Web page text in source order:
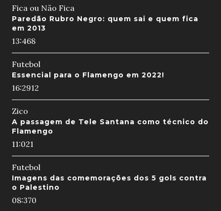
Fica ou Não Fica
Paredão Rubro Negro: quem sai e quem fica
em 2013
13:468
Futebol
Essencial para o Flamengo em 2022!
16:2912
Zico
A passagem de Tele Santana como técnico do
Flamengo
11:021
Futebol
Imagens das comemorações dos 5 gols contra
o Palestino
08:370